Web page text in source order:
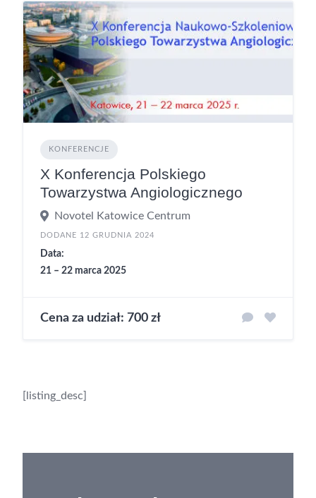
KONFERENCJE
X Konferencja Polskiego
Towarzystwa Angiologicznego
Novotel Katowice Centrum
DODANE 12 GRUDNIA 2024
Data:
21 – 22 marca 2025
Cena za udział: 700 zł
[listing_desc]